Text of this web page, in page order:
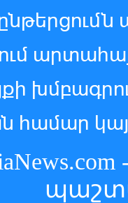
համար